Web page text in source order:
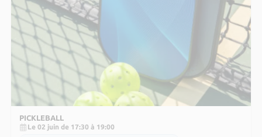
PICKLEBALL
Le 02 juin de 17:30 à 19:00